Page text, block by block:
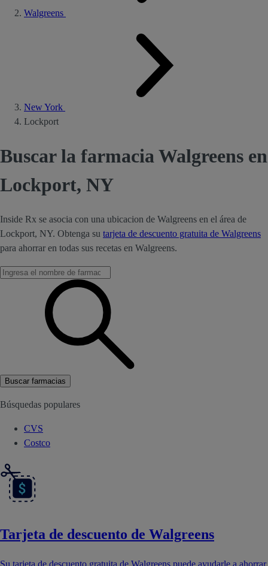
Walgreens
New York
Lockport
Buscar la farmacia Walgreens en
Lockport, NY
Inside Rx se asocia con una ubicacion de Walgreens en el área de
Lockport, NY. Obtenga su tarjeta de descuento gratuita de Walgreens
para ahorrar en todas sus recetas en Walgreens.
Buscar farmacias
Búsquedas populares
CVS
Costco
Tarjeta de descuento de Walgreens